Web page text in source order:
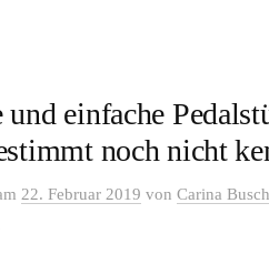
und einfache
noch nicht
22. Februar 2019 von Carina Busch